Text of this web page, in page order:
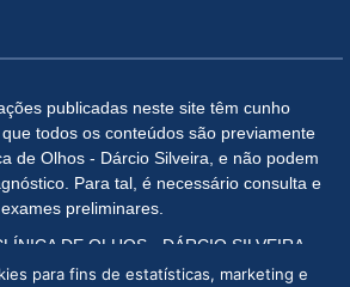
publicadas neste site têm cunho
todos os conteúdos são previamente
de Olhos - Dárcio Silveira, e não podem
Para tal, é necessário consulta e
exames preliminares.
DE OLHOS - DÁRCIO SILVEIRA
OS DIREITOS RESERVADOS. -
para fins de estatísticas, marketing e